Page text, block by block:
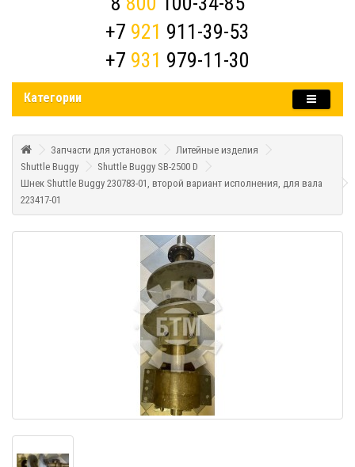
+7 921 911-39-53
+7 931 979-11-30
Категории
Запчасти для установок
Литейные изделия
Shuttle Buggy
Shuttle Buggy SB-2500 D
Шнек Shuttle Buggy 230783-01, второй вариант исполнения, для вала
223417-01